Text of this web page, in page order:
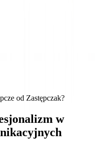
od Zastępczak?
w